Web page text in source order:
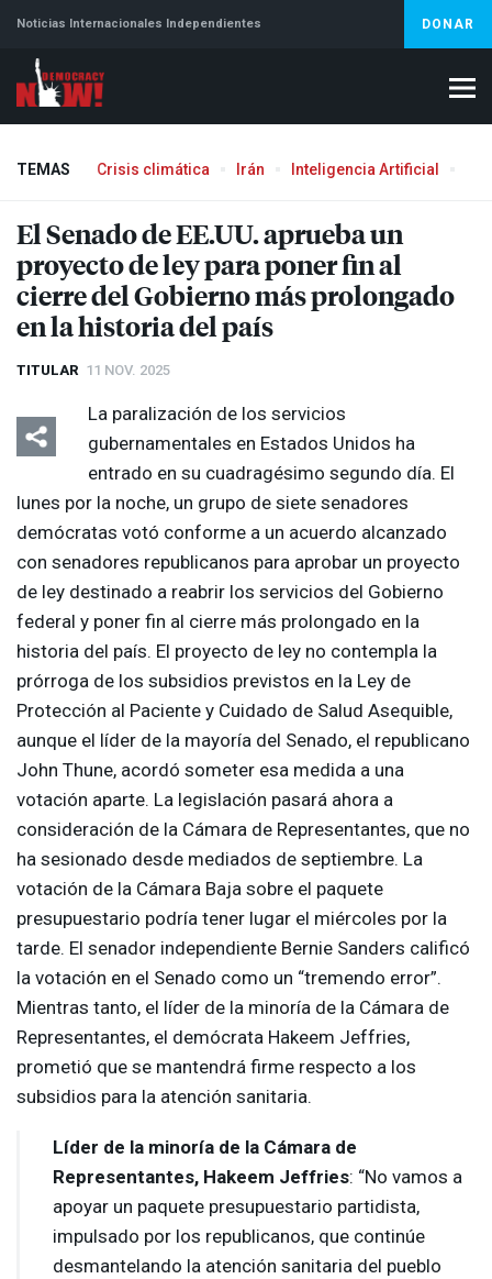
Noticias Internacionales Independientes DONAR
TEMAS Crisis climática Irán Inteligencia Artificial
El Senado de EE.UU. aprueba un
proyecto de ley para poner fin al
cierre del Gobierno más prolongado
en la historia del país
TITULAR 11 NOV. 2025
La paralización de los servicios
gubernamentales en Estados Unidos ha
entrado en su cuadragésimo segundo día. El
lunes por la noche, un grupo de siete senadores
demócratas votó conforme a un acuerdo alcanzado
con senadores republicanos para aprobar un proyecto
de ley destinado a reabrir los servicios del Gobierno
federal y poner fin al cierre más prolongado en la
historia del país. El proyecto de ley no contempla la
prórroga de los subsidios previstos en la Ley de
Protección al Paciente y Cuidado de Salud Asequible,
aunque el líder de la mayoría del Senado, el republicano
John Thune, acordó someter esa medida a una
votación aparte. La legislación pasará ahora a
consideración de la Cámara de Representantes, que no
ha sesionado desde mediados de septiembre. La
votación de la Cámara Baja sobre el paquete
presupuestario podría tener lugar el miércoles por la
tarde. El senador independiente Bernie Sanders calificó
la votación en el Senado como un “tremendo error”.
Mientras tanto, el líder de la minoría de la Cámara de
Representantes, el demócrata Hakeem Jeffries,
prometió que se mantendrá firme respecto a los
subsidios para la atención sanitaria.
Líder de la minoría de la Cámara de
Representantes, Hakeem Jeffries: “No vamos a
apoyar un paquete presupuestario partidista,
impulsado por los republicanos, que continúe
desmantelando la atención sanitaria del pueblo